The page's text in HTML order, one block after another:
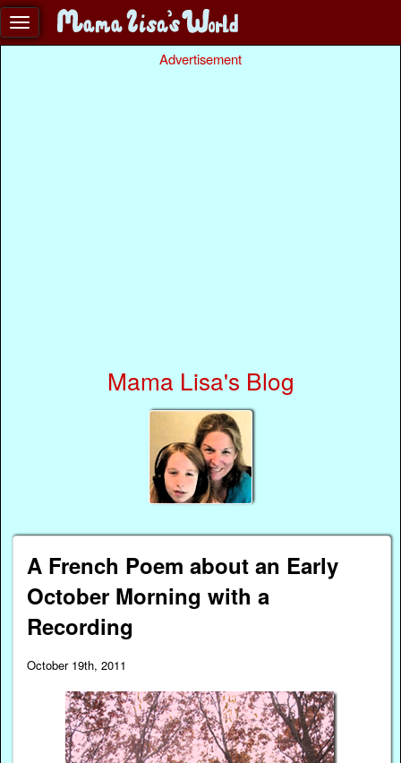
Advertisement
Mama Lisa's Blog
A French Poem about an Early
October Morning with a
Recording
October 19th, 2011